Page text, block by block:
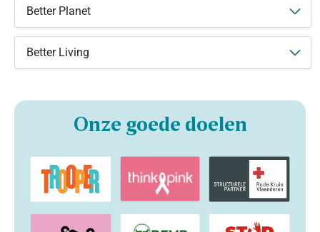
Better Planet
Better Living
Onze goede doelen